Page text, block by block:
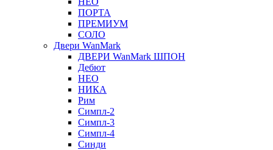
ПОРТА
ПРЕМИУМ
СОЛО
Двери WanMark
ДВЕРИ WanMark ШПОН
Дебют
НЕО
НИКА
Рим
Симпл-2
Симпл-3
Симпл-4
Синди